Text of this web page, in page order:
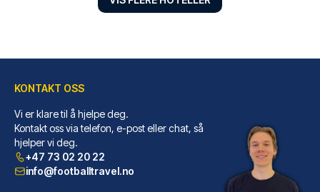
THE QVEST hideaway
Har du THE QVEST hideaway som ...
LES MER OM HOTELLET
KONTAKT OSS
Vi er klare til å hjelpe deg.
Kontakt oss via telefon, e-post eller chat, så
hjelper vi deg.
+47 73 02 20 22
info@footballtravel.no